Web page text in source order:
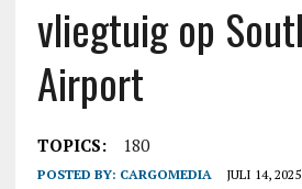
vliegtuig op
Airport
TOPICS: 180
POSTED BY: CARGOMEDIA JULI 14, 2025